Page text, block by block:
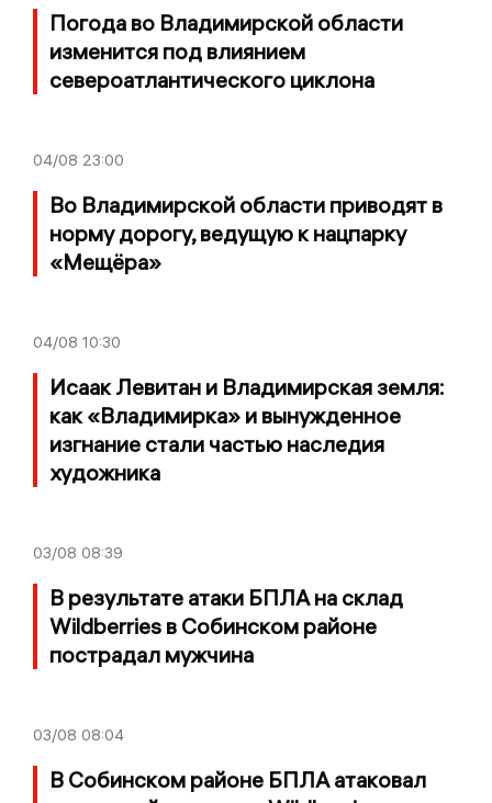
Погода во Владимирской области
изменится под влиянием
североатлантического циклона
04/08 23:00
Во Владимирской области приводят в
норму дорогу, ведущую к нацпарку
«Мещёра»
04/08 10:30
Исаак Левитан и Владимирская земля:
как «Владимирка» и вынужденное
изгнание стали частью наследия
художника
03/08 08:39
В результате атаки БПЛА на склад
Wildberries в Собинском районе
пострадал мужчина
03/08 08:04
В Собинском районе БПЛА атаковал